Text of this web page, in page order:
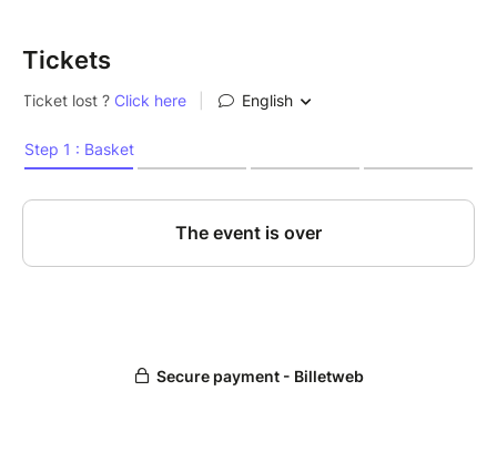
Tickets